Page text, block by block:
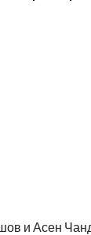
и Асен